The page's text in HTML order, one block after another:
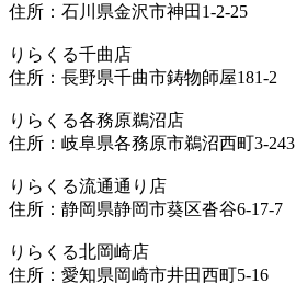
住所：石川県金沢市神田1-2-25
りらくる千曲店
住所：長野県千曲市鋳物師屋181-2
りらくる各務原鵜沼店
住所：岐阜県各務原市鵜沼西町3-243
りらくる流通通り店
住所：静岡県静岡市葵区沓谷6-17-7
りらくる北岡崎店
住所：愛知県岡崎市井田西町5-16